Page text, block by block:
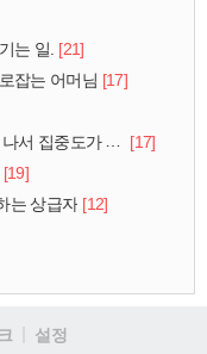
는 일. [21]
잡는 어머님 [17]
는 한 아파트의 안내방송
[17]
[19]
는 상급자 [12]
설정